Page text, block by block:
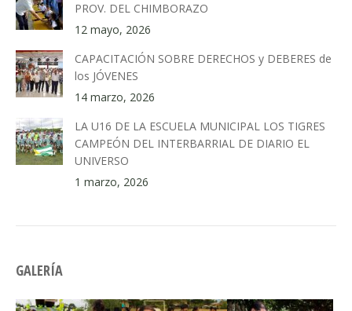
PROV. DEL CHIMBORAZO
12 mayo, 2026
CAPACITACIÓN SOBRE DERECHOS y DEBERES de
los JÓVENES
14 marzo, 2026
LA U16 DE LA ESCUELA MUNICIPAL LOS TIGRES
CAMPEÓN DEL INTERBARRIAL DE DIARIO EL
UNIVERSO
1 marzo, 2026
GALERÍA